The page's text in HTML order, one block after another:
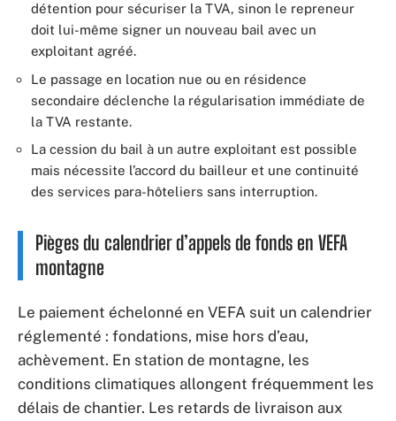
détention pour sécuriser la TVA, sinon le repreneur
doit lui-même signer un nouveau bail avec un
exploitant agréé.
Le passage en location nue ou en résidence
secondaire déclenche la régularisation immédiate de
la TVA restante.
La cession du bail à un autre exploitant est possible
mais nécessite l’accord du bailleur et une continuité
des services para-hôteliers sans interruption.
Pièges du calendrier d’appels de fonds en VEFA
montagne
Le paiement échelonné en VEFA suit un calendrier
réglementé : fondations, mise hors d’eau,
achèvement. En station de montagne, les
conditions climatiques allongent fréquemment les
délais de chantier. Les retards de livraison aux